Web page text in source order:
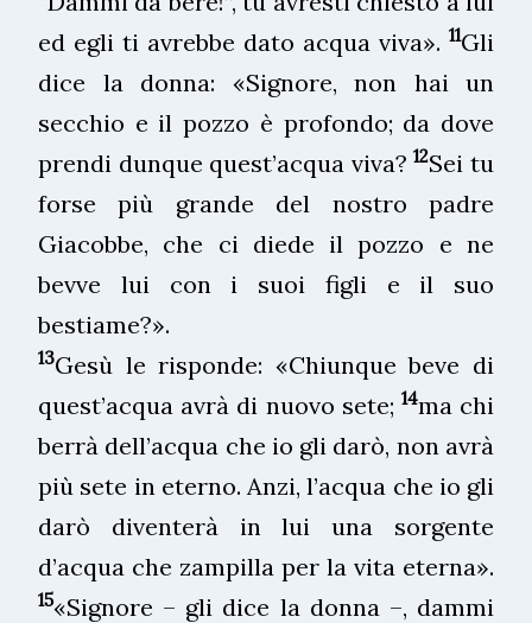
ed egli ti avrebbe dato acqua viva». 11Gli
dice la donna: «Signore, non hai un
secchio e il pozzo è profondo; da dove
prendi dunque quest’acqua viva?12Sei tu
forse più grande del nostro padre
Giacobbe, che ci diede il pozzo e ne
bevve lui con i suoi figli e il suo
bestiame?».
13Gesù le risponde: «Chiunque beve di
quest’acqua avrà di nuovo sete; 14ma chi
berrà dell’acqua che io gli darò, non avrà
più sete in eterno. Anzi, l’acqua che io gli
darò diventerà in lui una sorgente
d’acqua che zampilla per la vita eterna».
15«Signore – gli dice la donna –, dammi